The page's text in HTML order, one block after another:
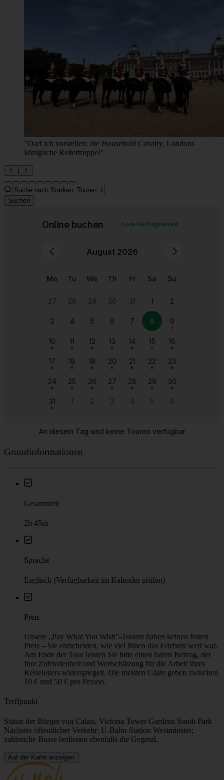
Ikonische Ausblicke von der South Bank: Das London
Eye ragt über die Themse und bietet Stadtpanoramen.
Suchen
Grundinformationen
Gesamtzeit
2h 45m
Sprache
Englisch (Verfügbarkeit im Kalender prüfen)
Preis
Unsere „Pay What You Wish”-Touren haben keinen festen
Preis – Sie entscheiden, wie viel Ihnen das Erlebnis wert war.
Am Ende der Tour leisten Sie bitte einen fairen Beitrag, der
Ihre Zufriedenheit und Wertschätzung für die Arbeit Ihres
Reiseleiters widerspiegelt. Die meisten Gäste geben zwischen
10 € und 50 € pro Person.
Treffpunkt
Statue der Bürger von Calais, Victoria Tower Gardens South Park
Nächster öffentlicher Verkehr: U-Bahn-Station Westminster;
zahlreiche Busse bedienen ebenfalls die Gegend.
Auf der Karte anzeigen